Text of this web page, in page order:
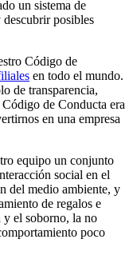
un sistema de
posibles
Código de
en todo el mundo.
de transparencia,
de Conducta era
en una empresa
equipo un conjunto
social en el
del medio ambiente, y
de regalos e
el soborno, la no
poco